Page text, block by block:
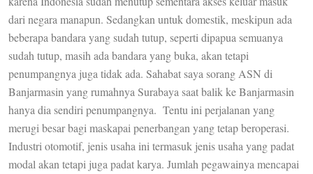
dari negara manapun. Sedangkan untuk domestik, meskipun ada
beberapa bandara yang sudah tutup, seperti dipapua semuanya
sudah tutup, masih ada bandara yang buka, akan tetapi
penumpangnya juga tidak ada. Sahabat saya sorang ASN di
Banjarmasin yang rumahnya Surabaya saat balik ke Banjarmasin
hanya dia sendiri penumpangnya. Tentu ini perjalanan yang
merugi besar bagi maskapai penerbangan yang tetap beroperasi.
Industri otomotif, jenis usaha ini termasuk jenis usaha yang padat
modal akan tetapi juga padat karya. Jumlah pegawainya mencapai